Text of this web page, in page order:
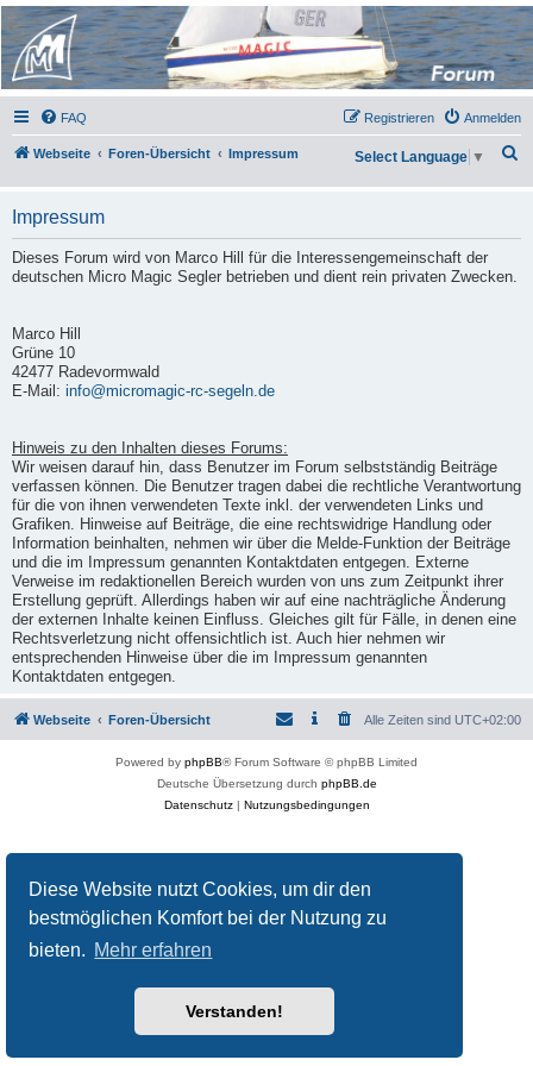
Diese Website nutzt Cookies, um dir den
bestmöglichen Komfort bei der Nutzung zu
bieten. Mehr erfahren
Verstanden!
Micro Magic Forum
Deutschland
FAQ Anmelden
Registrieren
Webseite Foren-Übersicht Impressum
h
Select Language ▼
Impressum
Dieses Forum wird von Marco Hill für die Interessengemeinschaft der
deutschen Micro Magic Segler betrieben und dient rein privaten Zwecken.
Marco Hill
Grüne 10
42477 Radevormwald
E-Mail: info@micromagic-rc-segeln.de
Hinweis zu den Inhalten dieses Forums:
Wir weisen darauf hin, dass Benutzer im Forum selbstständig Beiträge
verfassen können. Die Benutzer tragen dabei die rechtliche Verantwortung
für die von ihnen verwendeten Texte inkl. der verwendeten Links und
Grafiken. Hinweise auf Beiträge, die eine rechtswidrige Handlung oder
Information beinhalten, nehmen wir über die Melde-Funktion der Beiträge
und die im Impressum genannten Kontaktdaten entgegen. Externe
Verweise im redaktionellen Bereich wurden von uns zum Zeitpunkt ihrer
Erstellung geprüft. Allerdings haben wir auf eine nachträgliche Änderung
der externen Inhalte keinen Einfluss. Gleiches gilt für Fälle, in denen eine
Rechtsverletzung nicht offensichtlich ist. Auch hier nehmen wir
entsprechenden Hinweise über die im Impressum genannten
Kontaktdaten entgegen.
Webseite Foren-Übersicht Alle Zeiten sind UTC+02:00
Powered by phpBB® Forum Software © phpBB Limited
Deutsche Übersetzung durch phpBB.de
Datenschutz| Nutzungsbedingungen